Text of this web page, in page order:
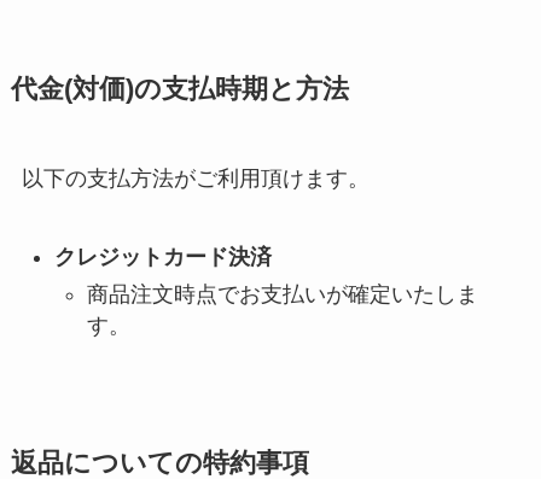
代金(対価)の支払時期と方法
以下の支払方法がご利用頂けます。
クレジットカード決済
商品注文時点でお支払いが確定いたしま
す。
返品についての特約事項